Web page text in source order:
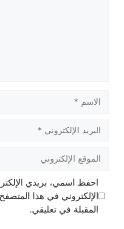
الاسم
البريد
الإلكتروني
الموقع
الإلكتروني
احفظ اسمي، بريدي
الإلكتروني في هذا
المقبلة في تعليقي.